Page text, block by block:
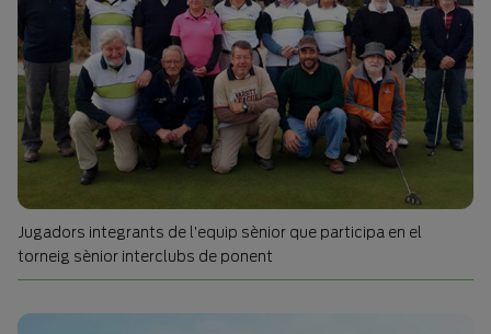
Jugadors integrants de l’equip sènior que participa en el
torneig sènior interclubs de ponent